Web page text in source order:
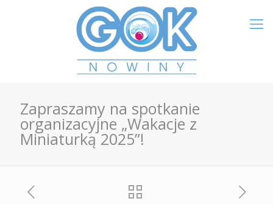
Zapraszamy na spotkanie
organizacyjne „Wakacje z
Miniaturką 2025”!